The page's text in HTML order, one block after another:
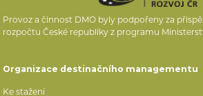
Provoz a činnost DMO byly podpořeny za
rozpočtu České republiky z programu
Organizace destinačního managementu
Ke stažení